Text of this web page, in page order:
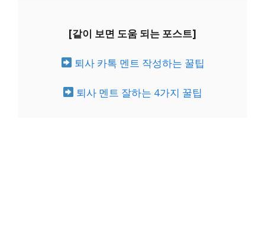
[같이 보면 도움 되는 포스트]
퇴사 카톡 멘트 작성하는 꿀팁
퇴사 멘트 잘하는 4가지 꿀팁